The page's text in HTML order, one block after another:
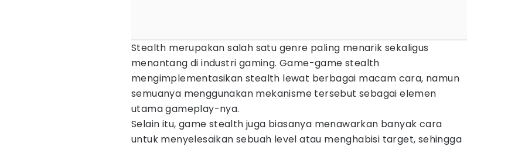
Stealth merupakan salah satu genre paling menarik sekaligus
menantang di industri gaming. Game-game stealth
mengimplementasikan stealth lewat berbagai macam cara, namun
semuanya menggunakan mekanisme tersebut sebagai elemen
utama gameplay-nya.
Selain itu, game stealth juga biasanya menawarkan banyak cara
untuk menyelesaikan sebuah level atau menghabisi target, sehingga